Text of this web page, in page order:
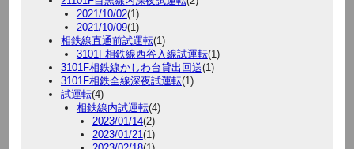
2021/10/02(1)
2021/10/09(1)
相鉄線直通前試運転(1)
3101F相鉄線西谷入線試運転(1)
3101F相鉄線かしわ台貸出回送(1)
3101F相鉄全線深夜試運転(1)
試運転(4)
相鉄線内試運転(4)
2023/01/14(2)
2023/01/21 (1)